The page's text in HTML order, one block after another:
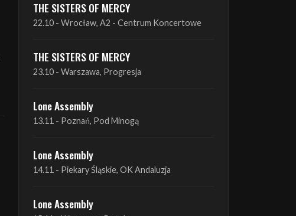
THE SISTERS OF MERCY
23.10 - Warszawa, Progresja
Lone Assembly
13.11 - Poznań, Pod Minogą
Lone Assembly
14.11 - Piekary Śląskie, OK Andaluzja
Lone Assembly
15.11 - Warszawa, Potok
Zobacz wszystkie zbliżające się koncerty